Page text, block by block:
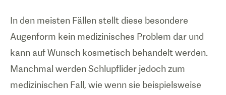
In den meisten Fällen stellt diese besondere
Augenform kein medizinisches Problem dar und
kann auf Wunsch kosmetisch behandelt werden.
Manchmal werden Schlupflider jedoch zum
medizinischen Fall, wie wenn sie beispielsweise